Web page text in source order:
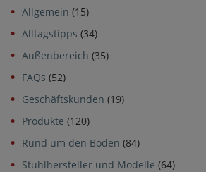
Allgemein (15)
Alltagstipps (34)
Außenbereich (35)
FAQs (52)
Geschäftskunden (19)
Produkte (120)
Rund um den Boden (84)
Stuhlhersteller und Modelle (64)